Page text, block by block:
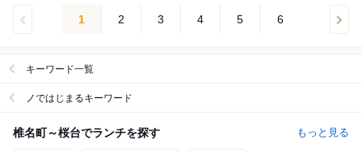
1 2 3 4 5 6
キーワード一覧
ノではじまるキーワード
椎名町～桜台でランチを探す もっと見る